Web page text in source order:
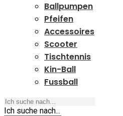
Ballpumpen
Pfeifen
Accessoires
Scooter
Tischtennis
Kin-Ball
Fussball
Ich suche nach...